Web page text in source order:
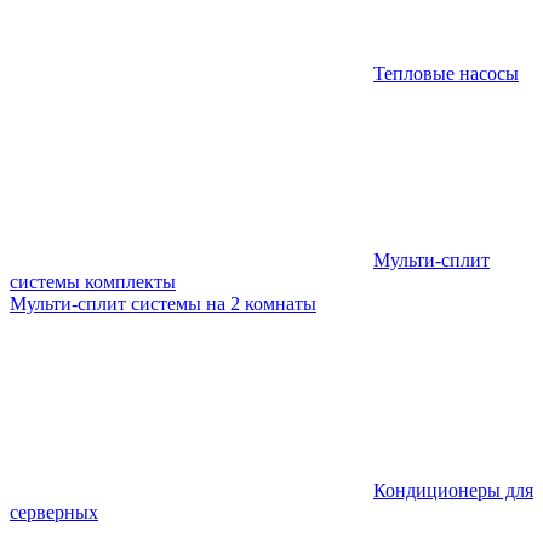
Тепловые насосы
Мульти-сплит
системы комплекты
Мульти-сплит системы на 2 комнаты
Кондиционеры для
серверных